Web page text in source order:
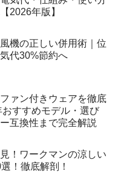
2026年版】
機の正しい併用術｜位
代30%節約へ
ァン付きウェアを徹底
おすすめモデル・選び
互換性まで完全解説
！ワークマンの涼しい
！徹底解剖！